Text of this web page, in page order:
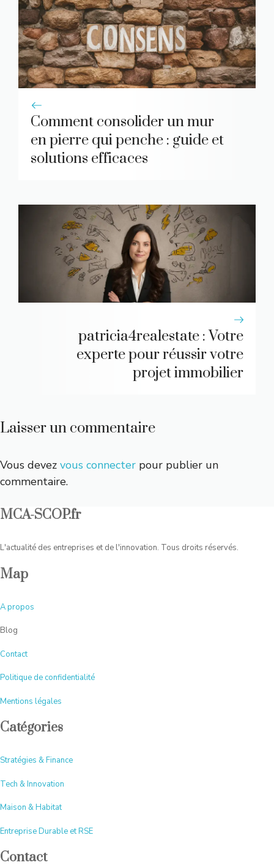
Comment consolider un mur
en pierre qui penche : guide et
solutions efficaces
patricia4realestate : Votre
experte pour réussir votre
projet immobilier
Laisser un commentaire
Vous devez vous connecter pour publier un
commentaire.
MCA-SCOP.fr
L'actualité des entreprises et de l'innovation. Tous droits réservés.
Map
Apropos
Blog
Contact
Politique de confidentialité
Mentions légales
Catégories
Stratégies & Finance
Tech & Innovation
Maison & Habitat
Entreprise Durable et RSE
Contact